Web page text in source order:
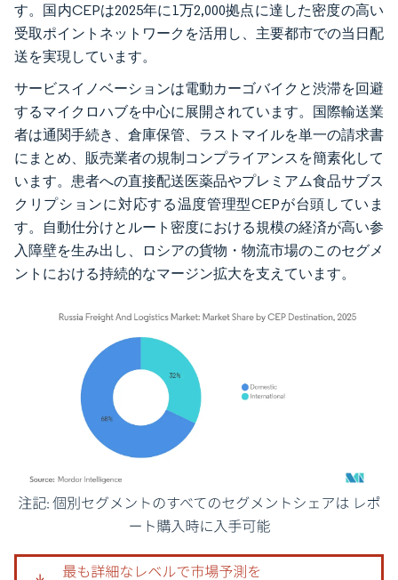
す。国内CEPは2025年に1万2,000拠点に達した密度の高い
受取ポイントネットワークを活用し、主要都市での当日配
送を実現しています。
サービスイノベーションは電動カーゴバイクと渋滞を回避
するマイクロハブを中心に展開されています。国際輸送業
者は通関手続き、倉庫保管、ラストマイルを単一の請求書
にまとめ、販売業者の規制コンプライアンスを簡素化して
います。患者への直接配送医薬品やプレミアム食品サブス
クリプションに対応する温度管理型CEPが台頭していま
す。自動仕分けとルート密度における規模の経済が高い参
入障壁を生み出し、ロシアの貨物・物流市場のこのセグメ
ントにおける持続的なマージン拡大を支えています。
画像 © Mordor Intelligence。再利用にはCC BY 4.0の表示が必要です。